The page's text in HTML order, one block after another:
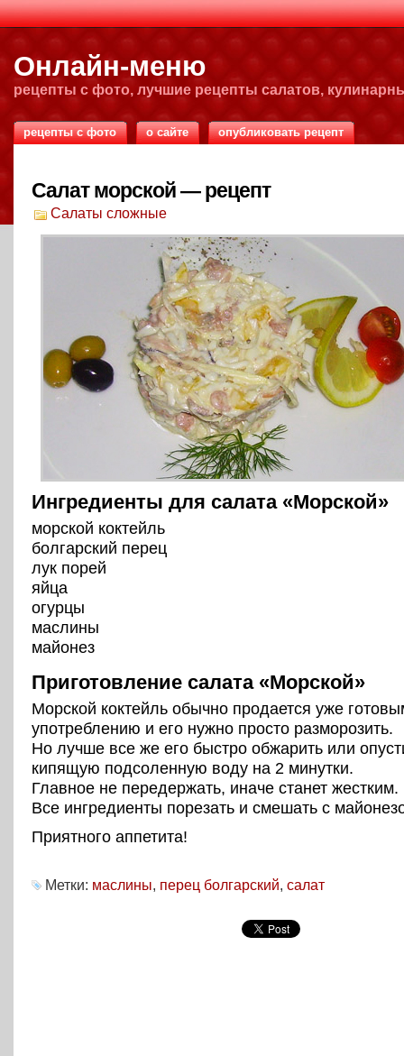
Онлайн-меню
рецепты с фото, лучшие рецепты салатов,
рецепты с фото о сайте опубликовать рецепт
Салат морской — рецепт
Салаты сложные
Ингредиенты для салата «Морской»
морской коктейль
болгарский перец
лук порей
яйца
огурцы
маслины
майонез
Приготовление салата «Морской»
Морской коктейль обычно продается уже
употреблению и его нужно просто разморозить.
Но лучше все же его быстро обжарить или
кипящую подсоленную воду на 2 минутки.
Главное не передержать, иначе станет жестким.
Все ингредиенты порезать и смешать с
Приятного аппетита!
Метки: маслины, перец болгарский, салат